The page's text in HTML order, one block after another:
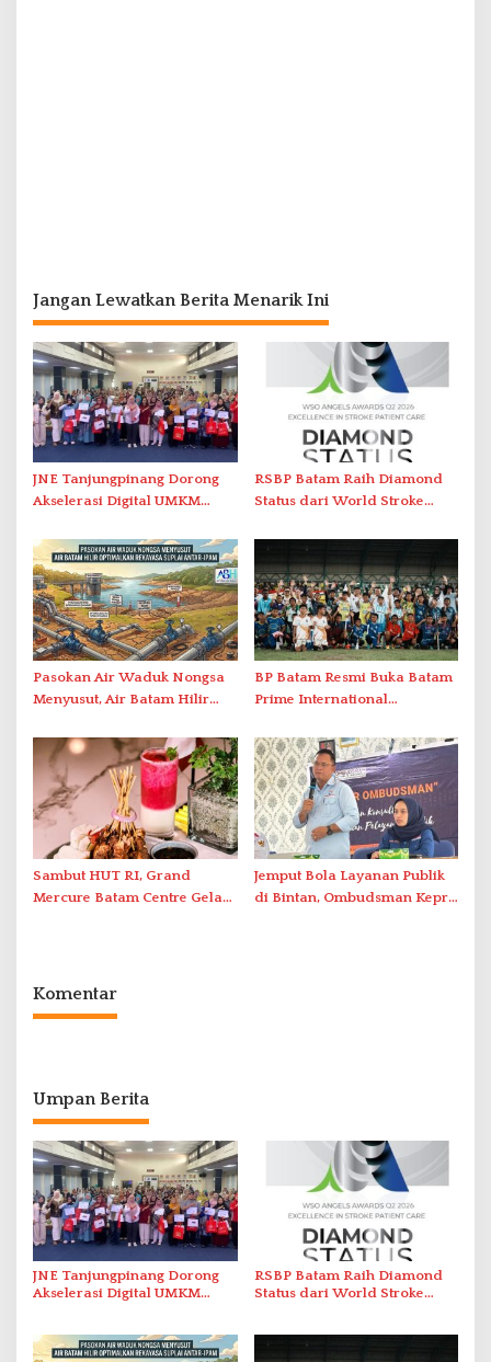
Jangan Lewatkan Berita Menarik Ini
JNE Tanjungpinang Dorong
Akselerasi Digital UMKM
2026
RSBP Batam Raih Diamond
Status dari World Stroke
Berstandar Internasional
Pasokan Air Waduk Nongsa
Menyusut, Air Batam Hilir
Antar-IPAM
BP Batam Resmi Buka Batam
Prime International
2026 di Stadion Temenggung
Abdul Jamal
Sambut HUT RI, Grand
Mercure Batam Centre Gelar
Jemput Bola Layanan Publik
di Bintan, Ombudsman Kepri
Komentar
Umpan Berita
JNE Tanjungpinang Dorong
Akselerasi Digital UMKM
RSBP Batam Raih Diamond
Status dari World Stroke
Berstandar Internasional